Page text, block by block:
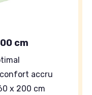
cm
accru
x 200 cm